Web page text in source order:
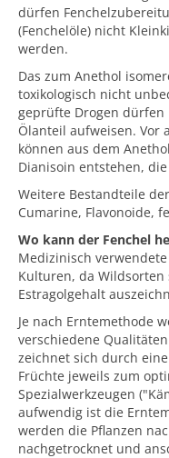
dürfen
(Fenchelöle) nicht
werden.
Das zum Anethol
toxikologisch nicht
geprüfte Drogen dürfen
Ölanteil aufweisen. Vor
können aus dem
Dianisoin entstehen,
Weitere Bestandteile
Cumarine, Flavonoide,
Wo kann der Fenchel
Medizinisch
Kulturen, da
Estragolgehalt
Je nach Erntemethode
verschiedene
zeichnet sich durch
Früchte jeweils zum
Spezialwerkzeugen
aufwendig ist die
werden die Pflanzen
nachgetrocknet und